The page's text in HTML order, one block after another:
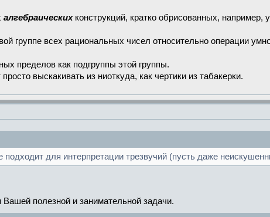
алгебраическихконструкций, кратко обрисованных, например,
группе всех рациональных чисел относительно операции
пределов как подгруппы этой группы.
выскакивать из ниоткуда, как чертики из табакерки.
для интерпретации трезвучий (пусть даже
полезной и занимательной задачи.